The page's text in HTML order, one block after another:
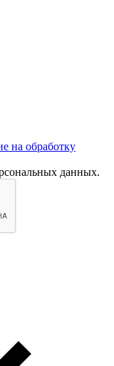
на обработку
данных.